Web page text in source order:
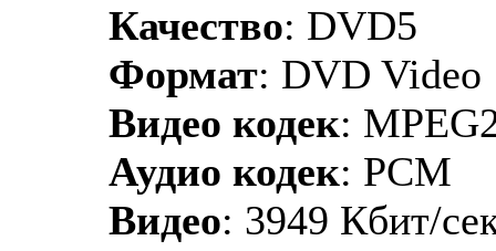
Качество: DVD5
Формат: DVD Video
Видео кодек:
Аудио кодек: PCM
Видео: 3949 Кбит/